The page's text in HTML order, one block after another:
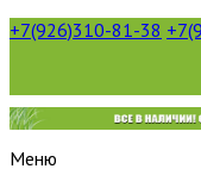
+7(926)310-81-38
Меню